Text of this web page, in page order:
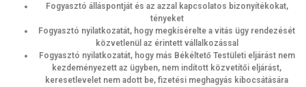
Fogyasztó álláspontját és az azzal kapcsolatos bizonyítékokat,
tényeket
Fogyasztó nyilatkozatát, hogy megkísérelte a vitás ügy rendezését
közvetlenül az érintett vállalkozással
Fogyasztó nyilatkozatát, hogy más Békéltető Testületi eljárást nem
kezdeményezett az ügyben, nem indított közvetítői eljárást,
keresetlevelet nem adott be, fizetési meghagyás kibocsátására